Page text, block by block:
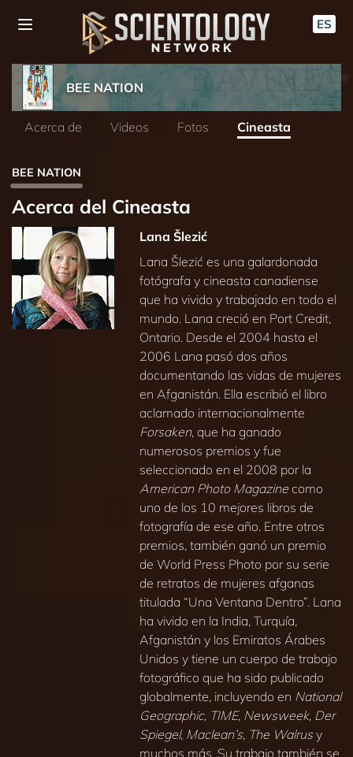
ES
BEE NATION
Acerca de Videos Fotos Cineasta
BEE NATION
Acerca del Cineasta
Lana Šlezić
Lana Šlezić es una galardonada
fotógrafa y cineasta canadiense
que ha vivido y trabajado en todo el
mundo. Lana creció en Port Credit,
Ontario. Desde el 2004 hasta el
2006 Lana pasó dos años
documentando las vidas de mujeres
en Afganistán. Ella escribió el libro
aclamado internacionalmente
Forsaken, que ha ganado
numerosos premios y fue
seleccionado en el 2008 por la
American Photo Magazinecomo
uno de los 10 mejores libros de
fotografía de ese año. Entre otros
premios, también ganó un premio
de World Press Photo por su serie
de retratos de mujeres afganas
titulada “Una Ventana Dentro”. Lana
ha vivido en la India, Turquía,
Afganistán y los Emiratos Árabes
Unidos y tiene un cuerpo de trabajo
fotográfico que ha sido publicado
globalmente, incluyendo en National
Geographic, TIME, Newsweek, Der
Spiegel, Maclean’s, The Walrusy
muchos más. Su trabajo también se